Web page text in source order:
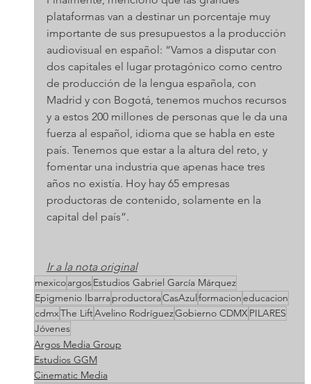
plataformas van a destinar un porcentaje muy
importante de sus presupuestos a la producción
audiovisual en español: “Vamos a disputar con
dos capitales el lugar protagónico como centro
de producción de la lengua española, con
Madrid y con Bogotá, tenemos muchos recursos
y a estos 200 millones de personas que le da una
fuerza al español, idioma que se habla en este
país. Tenemos que estar a la altura del reto, y
fomentar una industria que apenas hace tres
años no existía. Hoy hay 65 empresas
productoras de contenido, solamente en la
capital del país”.
Ir a la nota original
mexicoargosEstudios Gabriel García Márquez
Epigmenio IbarraproductoraCasAzulformacioneducacion
cdmxThe LiftAvelino RodríguezGobierno CDMXPILARES
Jóvenes
Argos Media Group
Estudios GGM
Cinematic Media